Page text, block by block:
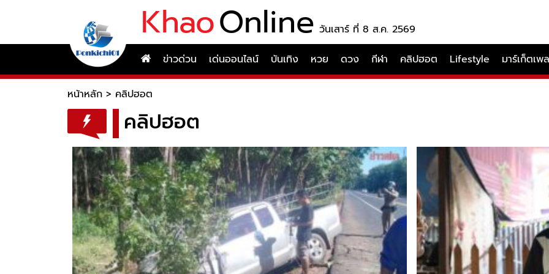
KhaoOnline วันเสาร์ ที่ 8 ส.ค. 2569
ข่าวด่วน เด่นออนไลน์ บันเทิง หวย ดวง กีฬา คลิปฮอต Lifestyle มาร์เก็ตเพ
หน้าหลัก > คลิปฮอต
คลิปฮอต